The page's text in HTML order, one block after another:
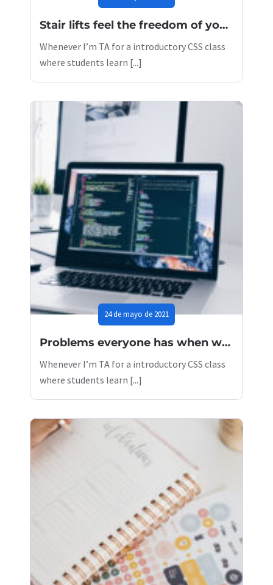
Stair lifts feel the freedom of your home
Whenever I’m TA for a introductory CSS class
where students learn [...]
24 de mayo de 2021
Problems everyone has when working remotely and how to solve them
Whenever I’m TA for a introductory CSS class
where students learn [...]